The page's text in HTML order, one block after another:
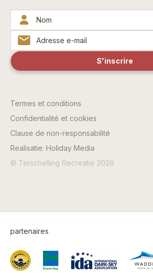
Termes et conditions
Confidentialité et cookies
Clause de non-responsabilité
Realisatie: Holiday Media
© Terschelling Recreatie 2026
partenaires